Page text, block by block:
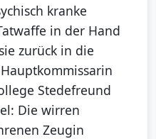
kranke
in der Hand
zurück in die
Stedefreund
Die wirren
Zeugin